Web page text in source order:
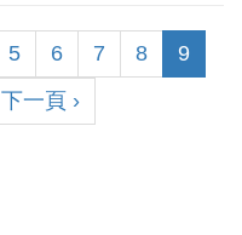
5 6 7 8
9
下一頁 ›